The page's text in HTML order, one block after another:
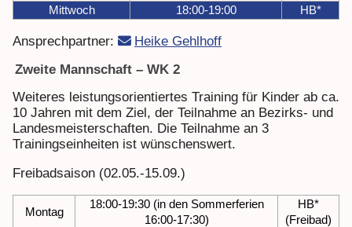
Mittwoch
18:00-19:00 HB*
Ansprechpartner:
Heike Gehlhoff
Zweite Mannschaft – WK 2
Weiteres leistungsorientiertes Training für Kinder ab ca.
10 Jahren mit dem Ziel, der Teilnahme an Bezirks- und
Landesmeisterschaften. Die Teilnahme an 3
Trainingseinheiten ist wünschenswert.
Freibadsaison (02.05.-15.09.)
Montag
18:00-19:30 (in den Sommerferien
16:00-17:30)
HB*
(Freibad)